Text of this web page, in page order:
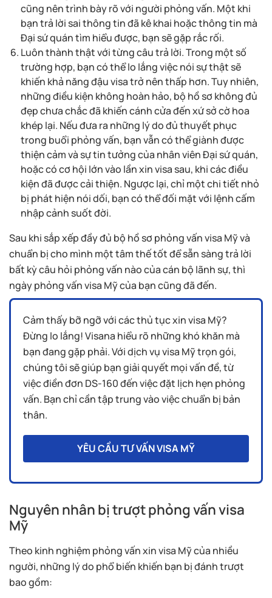
cũng nên trình bày rõ với người phỏng vấn. Một khi
bạn trả lời sai thông tin đã kê khai hoặc thông tin mà
Đại sứ quán tìm hiểu được, bạn sẽ gặp rắc rối.
Luôn thành thật với từng câu trả lời. Trong một số
trường hợp, bạn có thể lo lắng việc nói sự thật sẽ
khiến khả năng đậu visa trở nên thấp hơn. Tuy nhiên,
những điều kiện không hoàn hảo, bộ hồ sơ không đủ
đẹp chưa chắc đã khiến cánh cửa đến xứ sở cờ hoa
khép lại. Nếu đưa ra những lý do đủ thuyết phục
trong buổi phỏng vấn, bạn vẫn có thể giành được
thiện cảm và sự tin tưởng của nhân viên Đại sứ quán,
hoặc có cơ hội lớn vào lần xin visa sau, khi các điều
kiện đã được cải thiện. Ngược lại, chỉ một chi tiết nhỏ
bị phát hiện nói dối, bạn có thể đối mặt với lệnh cấm
nhập cảnh suốt đời.
Sau khi sắp xếp đầy đủ bộ hồ sơ phỏng vấn visa Mỹ và
chuẩn bị cho mình một tâm thế tốt để sẵn sàng trả lời
bất kỳ câu hỏi phỏng vấn nào của cán bộ lãnh sự, thì
ngày phỏng vấn visa Mỹ của bạn cũng đã đến.
Cảm thấy bỡ ngỡ với các thủ tục xin visa Mỹ?
Đừng lo lắng! Visana hiểu rõ những khó khăn mà
bạn đang gặp phải. Với dịch vụ visa Mỹ trọn gói,
chúng tôi sẽ giúp bạn giải quyết mọi vấn đề, từ
việc điền đơn DS-160 đến việc đặt lịch hẹn phỏng
vấn. Bạn chỉ cần tập trung vào việc chuẩn bị bản
thân.
YÊU CẦU TƯ VẤN VISA MỸ
Nguyên nhân bị trượt phỏng vấn visa
Mỹ
Theo kinh nghiệm phỏng vấn xin visa Mỹ của nhiều
người, những lý do phổ biến khiến bạn bị đánh trượt
bao gồm: